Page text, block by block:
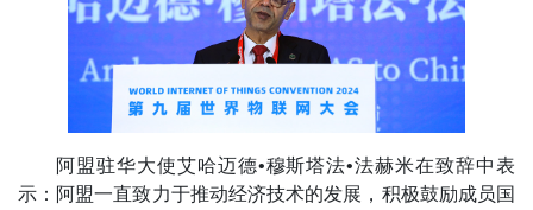
阿盟驻华大使艾哈迈德•穆斯塔法•法赫米在致辞中表
示：阿盟一直致力于推动经济技术的发展，积极鼓励成员国